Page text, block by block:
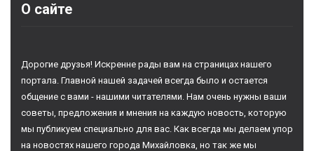
О сайте
Дорогие друзья! Искренне рады вам на страницах нашего
портала. Главной нашей задачей всегда было и остается
общение с вами - нашими читателями. Нам очень нужны ваши
советы, предложения и мнения на каждую новость, которую
мы публикуем специально для вас. Как всегда мы делаем упор
на новостях нашего города Михайловка, но так же мы